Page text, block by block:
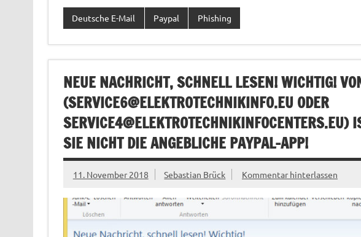
Deutsche E-Mail Paypal Phishing
NEUE NACHRICHT, SCHNELL LESEN! WICHTIG!
(SERVICE6@ELEKTROTECHNIKINFO.EU ODER
SERVICE4@ELEKTROTECHNIKINFOCENTERS.EU)
SIE NICHT DIE ANGEBLICHE PAYPAL-APP!
11. November 2018 Sebastian Brück Kommentar hinterlassen